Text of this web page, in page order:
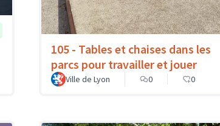
105 - Tables et chaises dans les
parcs pour travailler et jouer
Ville de Lyon 0 0